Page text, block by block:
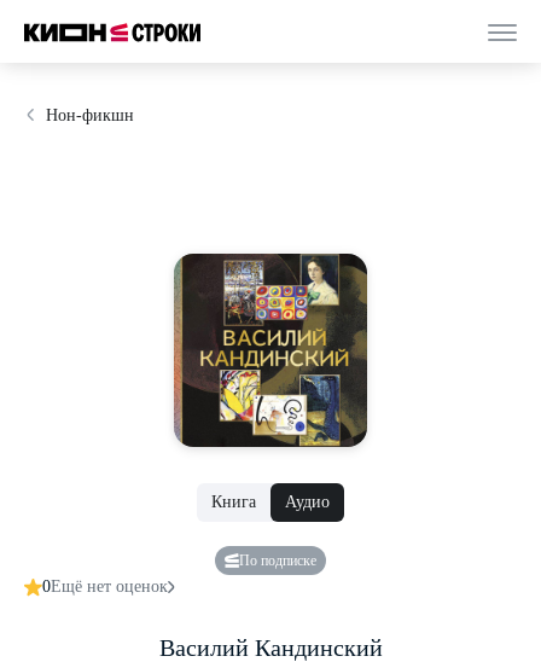
Нон-фикшн
Книга Аудио
По подписке
0Ещё нет оценок
Василий Кандинский